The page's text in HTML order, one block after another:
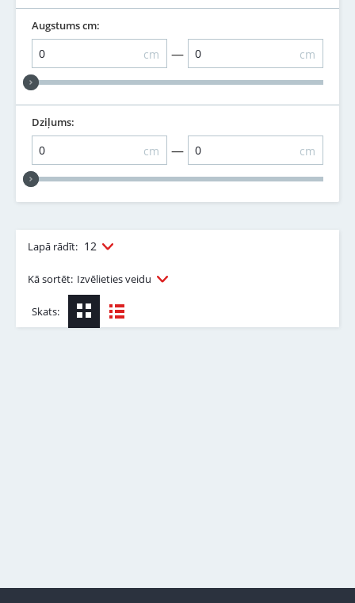
Augstums cm:
cm — cm
Dziļums:
cm — cm
Lapā rādīt: 12
Kā sortēt: Izvēlieties veidu
Skats: